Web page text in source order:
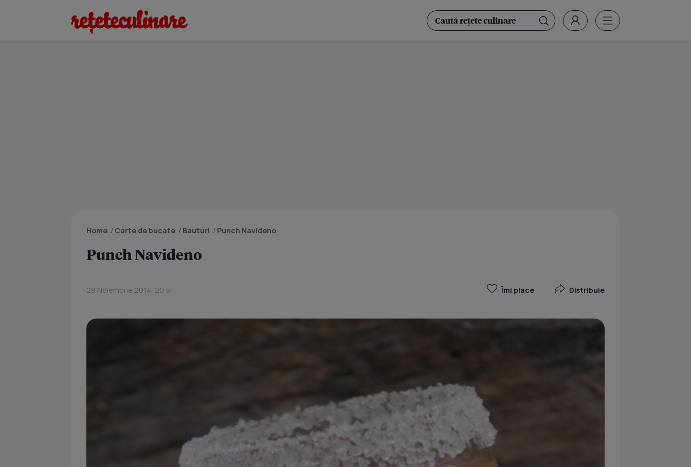
Home / Carte de bucate / Bauturi / Punch Navideno
Punch Navideno
29 Noiembrie 2014, 20:51 Îmi place Distribuie